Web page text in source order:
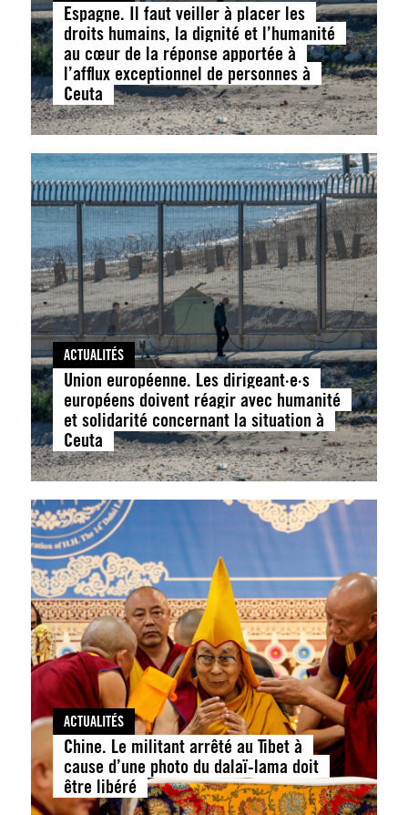
Espagne. Il faut veiller à placer les
droits humains, la dignité et l’humanité
au cœur de la réponse apportée à
l’afflux exceptionnel de personnes à
Ceuta
ACTUALITÉS
Union européenne. Les dirigeant·e·s
européens doivent réagir avec humanité
et solidarité concernant la situation à
Ceuta
ACTUALITÉS
Chine. Le militant arrêté au Tibet à
cause d’une photo du dalaï-lama doit
être libéré